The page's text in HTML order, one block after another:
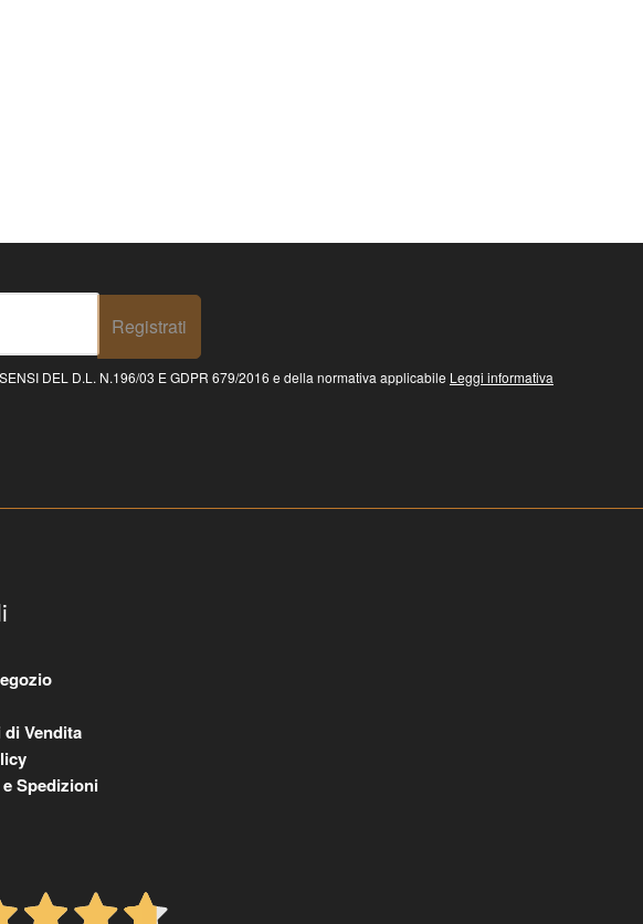
Registrati
DEL D.L. N.196/03 E GDPR 679/2016 e della normativa applicabile Leggi informativa
Vendita
Spedizioni